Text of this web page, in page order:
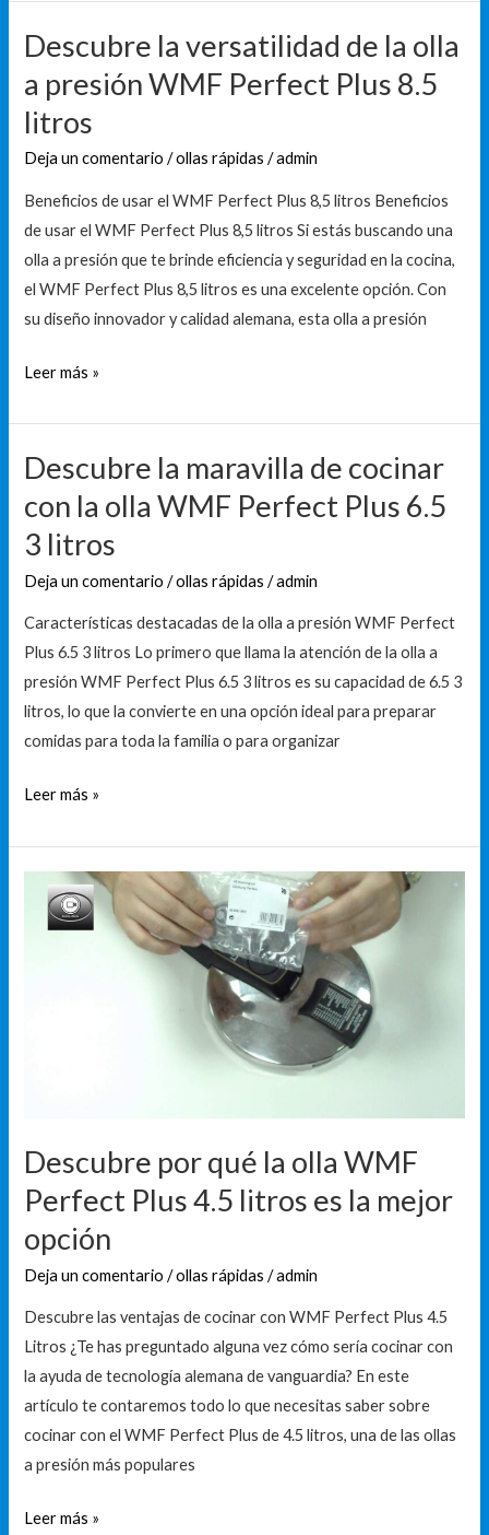
Descubre la versatilidad de la olla
a presión WMF Perfect Plus 8.5
litros
Deja un comentario /ollas rápidas /admin
Beneficios de usar el WMF Perfect Plus 8,5 litros Beneficios
de usar el WMF Perfect Plus 8,5 litros Si estás buscando una
olla a presión que te brinde eficiencia y seguridad en la cocina,
el WMF Perfect Plus 8,5 litros es una excelente opción. Con
su diseño innovador y calidad alemana, esta olla a presión
Descubre
versatilidad
la
8.5
Leer más »
Descubre la maravilla de cocinar
con la olla WMF Perfect Plus 6.5
3 litros
Deja un comentario /ollas rápidas /admin
Características destacadas de la olla a presión WMF Perfect
Plus 6.5 3 litros Lo primero que llama la atención de la olla a
presión WMF Perfect Plus 6.5 3 litros es su capacidad de 6.5 3
litros, lo que la convierte en una opción ideal para preparar
comidas para toda la familia o para organizar
Descubre
maravilla
de
cocinar
6.5
litros
Leer más »
Descubre por qué la olla WMF
Perfect Plus 4.5 litros es la mejor
opción
Deja un comentario /ollas rápidas /admin
Descubre las ventajas de cocinar con WMF Perfect Plus 4.5
Litros ¿Te has preguntado alguna vez cómo sería cocinar con
la ayuda de tecnología alemana de vanguardia? En este
artículo te contaremos todo lo que necesitas saber sobre
cocinar con el WMF Perfect Plus de 4.5 litros, una de las ollas
a presión más populares
Descubre
por
litros
la
mejor
opción
Leer más »